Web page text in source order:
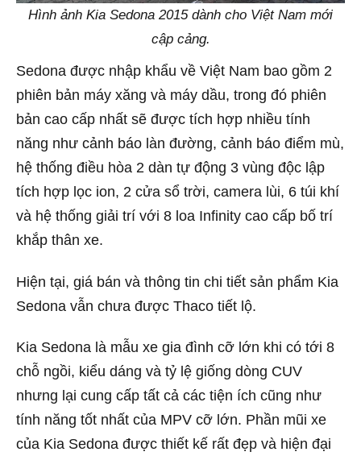
Hình ảnh Kia Sedona 2015 dành cho Việt Nam mới
cập cảng.
Sedona được nhập khẩu về Việt Nam bao gồm 2
phiên bản máy xăng và máy dầu, trong đó phiên
bản cao cấp nhất sẽ được tích hợp nhiều tính
năng như cảnh báo làn đường, cảnh báo điểm mù,
hệ thống điều hòa 2 dàn tự động 3 vùng độc lập
tích hợp lọc ion, 2 cửa sổ trời, camera lùi, 6 túi khí
và hệ thống giải trí với 8 loa Infinity cao cấp bố trí
khắp thân xe.
Hiện tại, giá bán và thông tin chi tiết sản phẩm Kia
Sedona vẫn chưa được Thaco tiết lộ.
Kia Sedona là mẫu xe gia đình cỡ lớn khi có tới 8
chỗ ngồi, kiểu dáng và tỷ lệ giống dòng CUV
nhưng lại cung cấp tất cả các tiện ích cũng như
tính năng tốt nhất của MPV cỡ lớn. Phần mũi xe
của Kia Sedona được thiết kế rất đẹp và hiện đại